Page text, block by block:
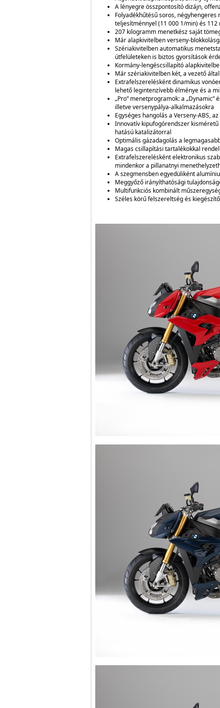
A lényegre összpontosító dizájn,
Folyadékhűtésű soros,
teljesítménnyel (11 000 1/min) és
207 kilogramm menetkész saját
Már alapkivitelben verseny-
Szériakivitelben automatikus
útfelületeken is biztos gyorsítások
Kormány-lengéscsillapító
Már szériakivitelben két, a vezető által
Extrafelszerelésként dinamikus
lehető legintenzívebb élménye és a
„Pro” menetprogramok: a
illetve versenypálya-alkalmazásokra
Egységes hangolás a Verseny-ABS,
Innovatív kipufogórendszer
hatású katalizátorral
Optimális gázadagolás a
Magas csillapítási tartalékokkal
Extrafelszerelésként elektronikus
mindenkor a pillanatnyi
A szegmensben egyedüliként
Meggyőző irányíthatósági
Multifunkciós kombinált
Széles körű felszereltség és